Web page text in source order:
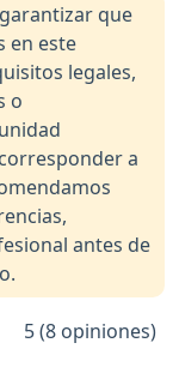
que
en este
legales,
o
a
antes de
5 (8 opiniones)